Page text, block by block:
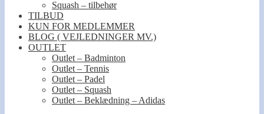
Squash – tilbehør
TILBUD
KUN FOR MEDLEMMER
BLOG ( VEJLEDNINGER MV.)
OUTLET
Outlet – Badminton
Outlet – Tennis
Outlet – Padel
Outlet – Squash
Outlet – Beklædning – Adidas